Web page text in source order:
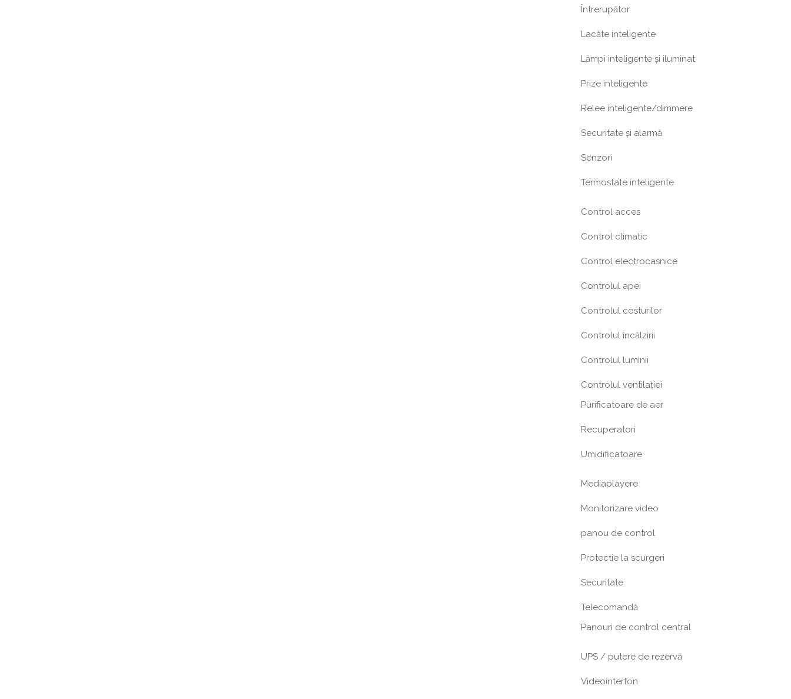
Întrerupător
Lacăte inteligente
Lămpi inteligente și iluminat
Prize inteligente
Relee inteligente/dimmere
Securitate și alarmă
Senzori
Termostate inteligente
Control acces
Control climatic
Control electrocasnice
Controlul apei
Controlul costurilor
Controlul încălzirii
Controlul luminii
Controlul ventilației
Purificatoare de aer
Recuperatori
Umidificatoare
Mediaplayere
Monitorizare video
panou de control
Protectie la scurgeri
Securitate
Telecomandă
Panouri de control central
UPS / putere de rezervă
Videointerfon